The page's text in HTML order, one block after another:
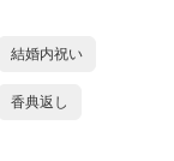
結婚内祝い
香典返し